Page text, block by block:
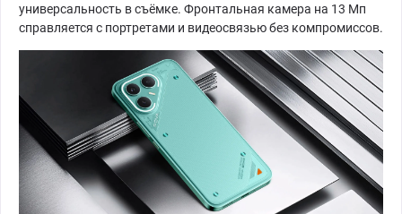
универсальность в съёмке. Фронтальная камера на 13 Мп
справляется с портретами и видеосвязью без компромиссов.